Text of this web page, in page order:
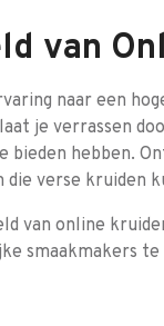
van
naar een
je verrassen
bieden hebben.
verse kruiden
van online
smaakmakers te